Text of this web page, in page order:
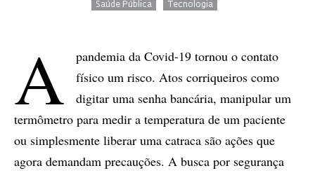
Saúde Pública Tecnologia
A
pandemia da Covid-19 tornou o contato
físico um risco. Atos corriqueiros como
digitar uma senha bancária, manipular um
termômetro para medir a temperatura de um paciente
ou simplesmente liberar uma catraca são ações que
agora demandam precauções. A busca por segurança